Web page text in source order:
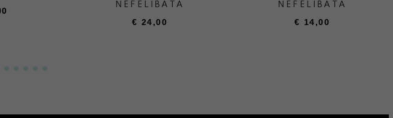
NEFELIBATA
€ 24,00
NEFELIBATA
€ 14,00